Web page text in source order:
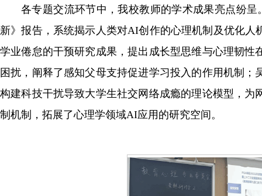
各专题交流环节中，我校教师的学术成果亮点纷
新》报告，系统揭示人类对AI创作的心理机制及优化
学业倦怠的干预研究成果，提出成长型思维与心理韧
困扰，阐释了感知父母支持促进学习投入的作用机制
构建科技干扰导致大学生社交网络成瘾的理论模型，
制机制，拓展了心理学领域AI应用的研究空间。